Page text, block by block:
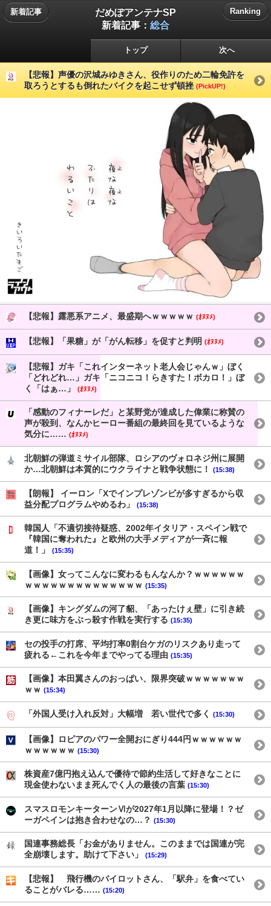
新着記事
だめぽアンテナSP
新着記事： 総合
Ranking
トップ 次へ
【悲報】声優の沢城みゆきさん、役作りのため二輪免許を
取ろうとするも倒れたバイクを起こせず頓挫 (PickUP!)
【悲報】露悪系アニメ、最盛期へｗｗｗｗｗ (ｵﾇﾇﾒ)
【悲報】「果糖」が「がん転移」を促すと判明 (ｵﾇﾇﾒ)
【悲報】ガキ「これインターネット老人会じゃんｗ」ぼく
「どれどれ…」ガキ「ニコニコ！らきすた！ボカロ！」ぼ
く「はぁ…」
(ｵﾇﾇﾒ)
「感動のフィナーレだ」と某野党が達成した偉業に称賛の
声が殺到、なんかヒーロー番組の最終回を見ているような
気分に…… (ｵﾇﾇﾒ)
北朝鮮の弾道ミサイル部隊、ロシアのヴォロネジ州に展開
か…北朝鮮は本質的にウクライナと戦争状態に！
(15:38)
【朗報】 イーロン「Xでインプレゾンビが多すぎるから収
益分配プログラムやめるわ」
(15:38)
韓国人「不適切接待疑惑、2002年イタリア・スペイン戦で
『韓国に奪われた』と欧州の大手メディアが一斉に報
道！」
(15:35)
【画像】女ってこんなに変わるもんなんか？ｗｗｗｗｗｗ
ｗｗｗｗｗｗｗｗｗｗｗｗｗｗ (15:35)
【画像】キングダムの河了貂、「あったけぇ壁」に引き続
き更に味方をぶっ殺す作戦を実行する (15:35)
セの投手の打席、平均打率0割台ケガのリスクあり走って
疲れる←これを今年までやってる理由 (15:35)
【画像】本田翼さんのおっぱい、限界突破ｗｗｗｗｗｗｗ
ｗｗ (15:34)
「外国人受け入れ反対」大幅増 若い世代で多く (15:30)
【画像】ロピアのパワー全開おにぎり444円ｗｗｗｗｗｗ
ｗｗｗｗｗｗ (15:30)
株資産7億円抱え込んで優待で節約生活して好きなことに
現金使わないまま死んでく人の最後の言葉 (15:30)
スマスロモンキーターンⅥが2027年1月以降に登場！？ゼ
ーガペインは抱き合わせなの…？ (15:30)
国連事務総長「お金がありません。このままでは国連が完
全崩壊します。助けて下さい」
(15:29)
【悲報】 飛行機のパイロットさん、「駅弁」を食べてい
ることがバレる…… (15:20)